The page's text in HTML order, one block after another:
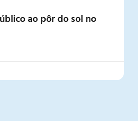
ao pôr do sol no